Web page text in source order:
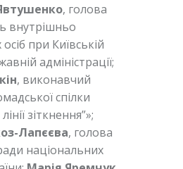
, голова
внутрішньо
при Київській
адміністрації;
, виконавчий
спілки
зіткнення”»;
Лапєєва, голова
національних